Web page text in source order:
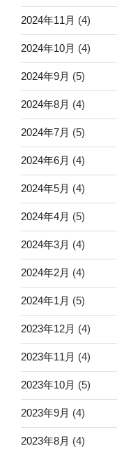
2024年11月 (4)
2024年10月 (4)
2024年9月 (5)
2024年8月 (4)
2024年7月 (5)
2024年6月 (4)
2024年5月 (4)
2024年4月 (5)
2024年3月 (4)
2024年2月 (4)
2024年1月 (5)
2023年12月 (4)
2023年11月 (4)
2023年10月 (5)
2023年9月 (4)
2023年8月 (4)